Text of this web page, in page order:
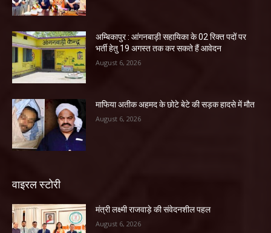
अम्बिकापुर : आंगनबाड़ी सहायिका के 02 रिक्त पदों पर
भर्ती हेतु 19 अगस्त तक कर सकते हैं आवेदन
August 6, 2026
माफिया अतीक अहमद के छोटे बेटे की सड़क हादसे में मौत
August 6, 2026
वाइरल स्टोरी
मंत्री लक्ष्मी राजवाड़े की संवेदनशील पहल
August 6, 2026